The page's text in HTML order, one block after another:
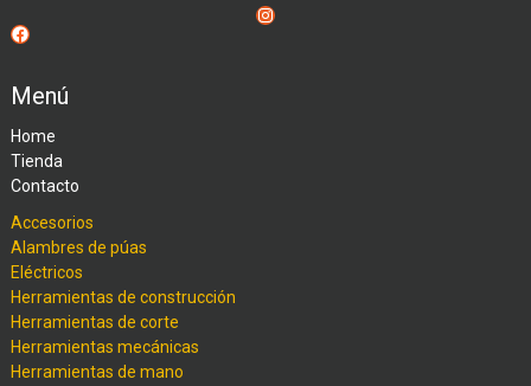
Instagram
Facebook
Menú
Home
Tienda
Contacto
Accesorios
Alambres de púas
Eléctricos
Herramientas de construcción
Herramientas de corte
Herramientas mecánicas
Herramientas de mano